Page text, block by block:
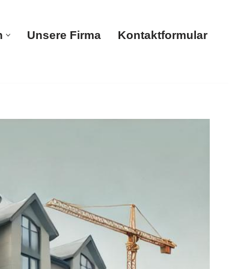
Unsere Firma Kontaktformular
✓Hochdruckreinigung in 55116 Mainz –